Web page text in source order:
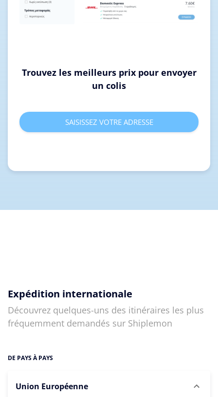
Trouvez les meilleurs prix pour envoyer
un colis
SAISISSEZ VOTRE ADRESSE
Expédition internationale
Découvrez quelques-uns des itinéraires les plus
fréquemment demandés sur Shiplemon
DE PAYS À PAYS
Union Européenne